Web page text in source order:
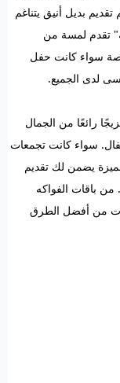
بديل أنيق يتناغم
تقدم لمسة من
سواء كانت حفل
لدى الجميع.
رائعًا من الجمال
سواء كانت تجمعات
يضمن لك تقديم
من باقات الفواكه
من أفضل الطرق